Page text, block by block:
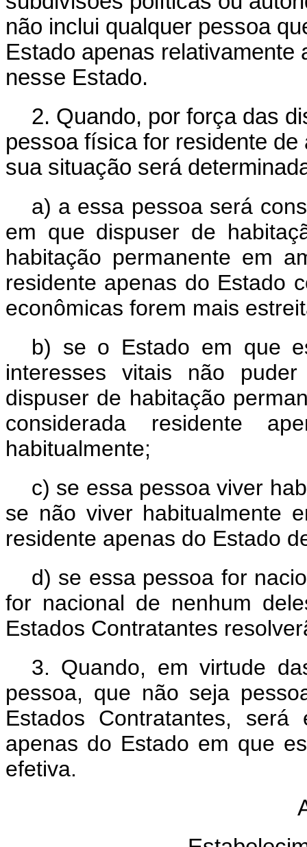
não inclui qualquer pessoa
Estado apenas relativamente
nesse Estado.
2. Quando, por força das
pessoa física for residente
sua situação será
a) a essa pessoa será
em que dispuser de
habitação permanente em
residente apenas do Estado
econômicas forem mais
b) se o Estado em que
interesses vitais não
dispuser de habitação
considerada residente
habitualmente;
c) se essa pessoa viver
se não viver habitualmente
residente apenas do Estado
d) se essa pessoa for
for nacional de nenhum
Estados Contratantes
3. Quando, em virtude
pessoa, que não seja
Estados Contratantes, será
apenas do Estado em que
efetiva.